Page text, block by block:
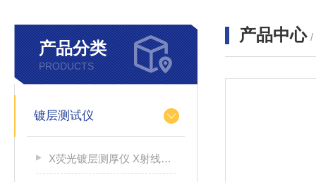
产品分类
PRODUCTS
镀层测试仪
X荧光镀层测厚仪 X射线荧光测厚仪 涂层测厚仪 射线镀层生产厂家
产品中心 /